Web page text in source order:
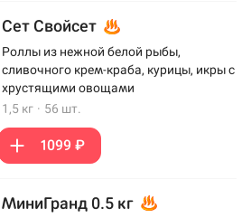
Сет Свойсет
Роллы из нежной белой рыбы,
сливочного крем-краба, курицы, икры с
хрустящими овощами
1,5 кг · 56 шт.
1099 ₽
МиниГранд 0.5 кг